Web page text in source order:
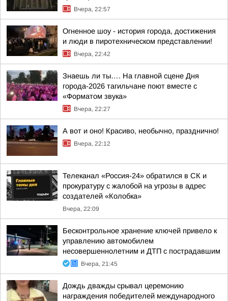
Вчера, 22:57
Огненное шоу - история города, достижения
и люди в пиротехническом представлении!
Вчера, 22:42
Знаешь ли ты…. На главной сцене Дня
города-2026 тагильчане поют вместе с
«Форматом звука»
Вчера, 22:27
А вот и оно! Красиво, необычно, празднично!
Вчера, 22:12
Телеканал «Россия-24» обратился в СК и
прокуратуру с жалобой на угрозы в адрес
создателей «Колобка»
Вчера, 22:09
Бесконтрольное хранение ключей привело к
управлению автомобилем
несовершеннолетним и ДТП с пострадавшим
Вчера, 21:45
Дождь дважды срывал церемонию
награждения победителей международного